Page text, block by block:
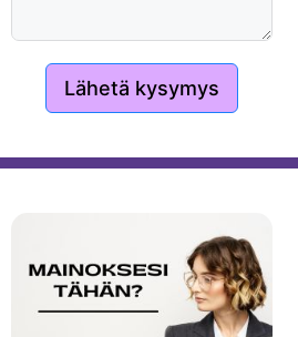
Lähetä kysymys